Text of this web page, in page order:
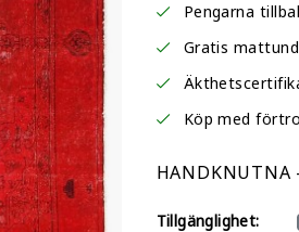
Pengarna
Gratis
Köp med
HANDKNUTNA
Tillgänglighet: